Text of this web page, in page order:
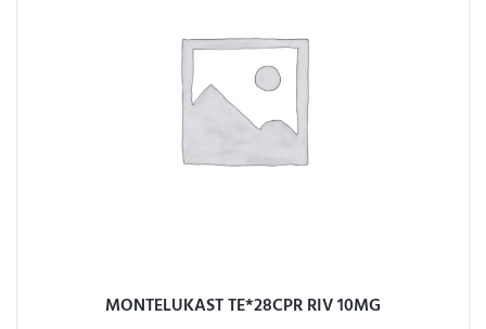
MONTELUKAST TE*28CPR RIV 10MG